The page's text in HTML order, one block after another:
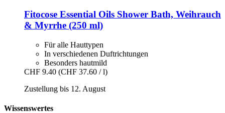
Fitocose Essential Oils Shower Bath, Weihrauch
& Myrrhe (250 ml)
Für alle Hauttypen
In verschiedenen Duftrichtungen
Besonders hautmild
CHF 9.40 (CHF 37.60 / l)
Zustellung bis 12. August
Wissenswertes